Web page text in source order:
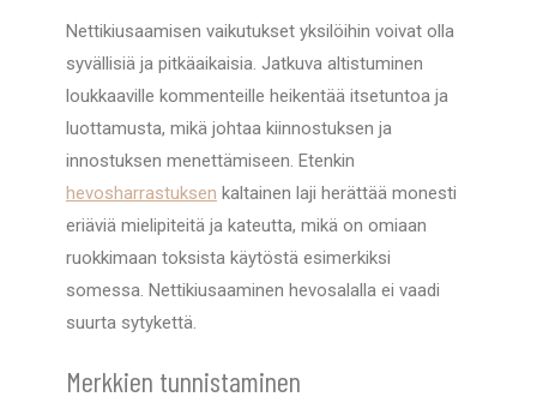
Nettikiusaamisen vaikutukset yksilöihin voivat olla
syvällisiä ja pitkäaikaisia. Jatkuva altistuminen
loukkaaville kommenteille heikentää itsetuntoa ja
luottamusta, mikä johtaa kiinnostuksen ja
innostuksen menettämiseen. Etenkin
hevosharrastuksen kaltainen laji herättää monesti
eriäviä mielipiteitä ja kateutta, mikä on omiaan
ruokkimaan toksista käytöstä esimerkiksi
somessa. Nettikiusaaminen hevosalalla ei vaadi
suurta sytykettä.
Merkkien tunnistaminen